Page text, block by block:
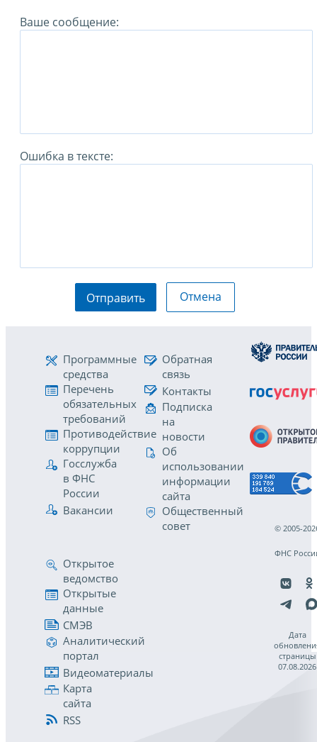
Ваше сообщение:
Ошибка в тексте:
Отправить Отмена
Программные
средства
Перечень
обязательных
требований
Противодействие
коррупции
Госслужба
в ФНС
России
Вакансии
Обратная
связь
Контакты
Подписка
на
новости
Об
использовании
информации
сайта
Общественный
совет
Открытое
ведомство
Открытые
данные
СМЭВ
Аналитический
портал
Видеоматериалы
Карта
сайта
RSS
© 2005-
ФНС
Дата
страницы
07.08.2026